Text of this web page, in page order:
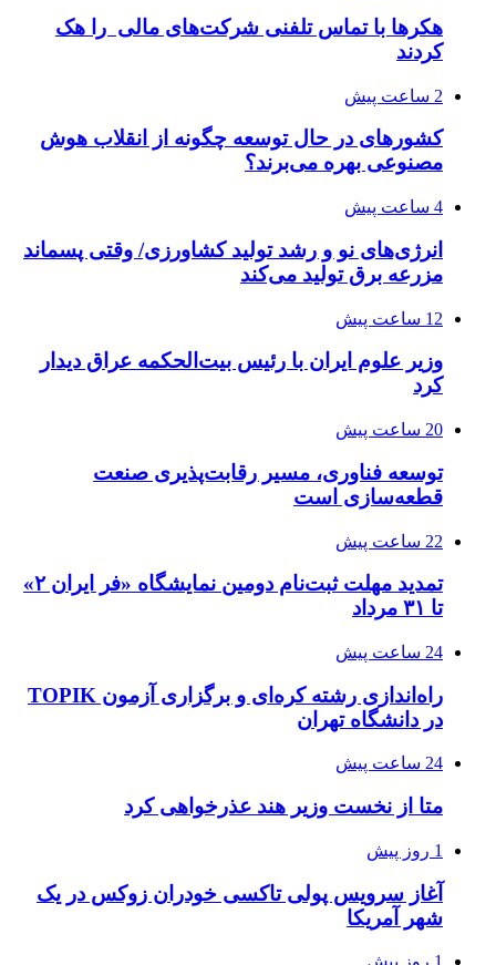
هکرها با تماس تلفنی شرکت‌های مالی را هک
کردند
2 ساعت پیش
کشورهای در حال توسعه چگونه از انقلاب هوش
مصنوعی بهره می‌برند؟
4 ساعت پیش
انرژی‌های نو و رشد تولید کشاورزی/ وقتی پسماند
مزرعه‌ برق تولید می‌کند
12 ساعت پیش
وزیر علوم ایران با رئیس بیت‌الحکمه عراق دیدار
کرد
20 ساعت پیش
توسعه فناوری، مسیر رقابت‌پذیری صنعت
قطعه‌سازی است
22 ساعت پیش
تمدید مهلت ثبت‌نام دومین نمایشگاه «فر ایران ۲»
تا ۳۱ مرداد
24 ساعت پیش
راه‌اندازی رشته کره‌ای و برگزاری آزمون TOPIK
در دانشگاه تهران
24 ساعت پیش
متا از نخست وزیر هند عذرخواهی کرد
1 روز پیش
آغاز سرویس پولی تاکسی خودران زوکس در یک
شهر آمریکا